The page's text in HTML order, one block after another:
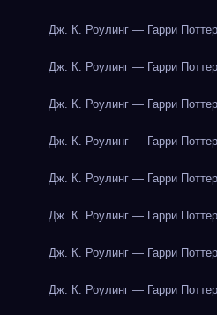
Дж. К. Роулинг — Гарри
Дж. К. Роулинг — Гарри
Дж. К. Роулинг — Гарри
Дж. К. Роулинг — Гарри
Дж. К. Роулинг — Гарри
Дж. К. Роулинг — Гарри
Дж. К. Роулинг — Гарри
Дж. К. Роулинг — Гарри